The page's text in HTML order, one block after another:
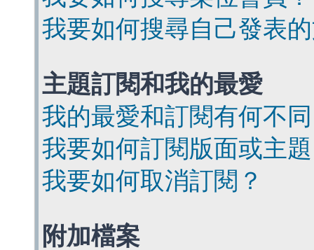
我要如何搜尋自己發表
主題訂閱和我的最愛
我的最愛和訂閱有何不
我要如何訂閱版面或主
我要如何取消訂閱？
附加檔案